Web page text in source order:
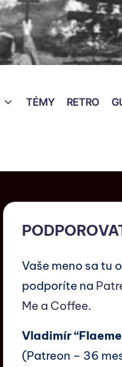
TÉMY RETRO
Vaše meno sa tu
podporíte na
Me a Coffee.
Vladimír
(Patreon – 36